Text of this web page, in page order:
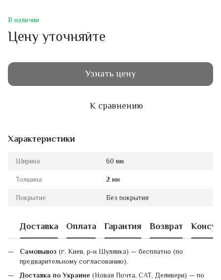
В наличии
Цену уточняйте
Узнать цену
К сравнению
Характеристики
Ширина 60 мм
Толщина 2 мм
Покрытие Без покрытия
Доставка Оплата Гарантия Возврат
Самовывоз (г. Киев, р-н Шулявка) — бесплатно (по
предварительному согласованию).
Доставка по Украине (Новая Почта, САТ, Деливери) — по